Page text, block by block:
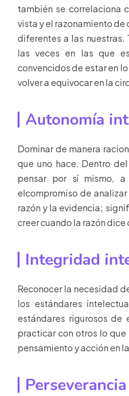
también se correlaciona
vista y el razonamiento de
diferentes a las nuestras.
las veces en las que
convencidos de estar en
volver a equivocar en la
Autonomía
Dominar de manera
que uno hace. Dentro
pensar por sí mismo,
elcompromiso de
razón y la evidencia;
creer cuando la razón dice
Integridad
Reconocer la necesidad
los estándares
estándares rigurosos
practicar con otros lo
pensamiento y acción en